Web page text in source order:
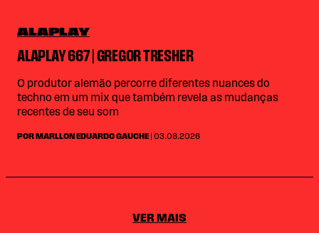
ALAPLAY
ALAPLAY 667 | GREGOR TRESHER
O produtor alemão percorre diferentes nuances do
techno em um mix que também revela as mudanças
recentes de seu som
POR MARLLON EDUARDO GAUCHE | 03.08.2026
VER MAIS